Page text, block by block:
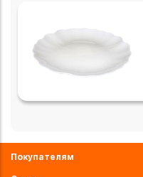
Покупателям